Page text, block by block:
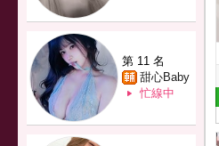
第 11 名
甜心Baby
忙線中